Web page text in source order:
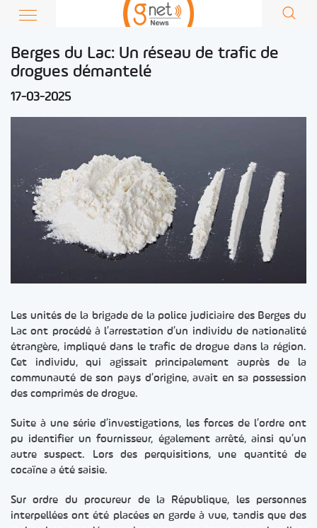
Berges du Lac: Un réseau de trafic de
drogues démantelé
17-03-2025
Les unités de la brigade de la police judiciaire des Berges du
Lac ont procédé à l’arrestation d’un individu de nationalité
étrangère, impliqué dans le trafic de drogue dans la région.
Cet individu, qui agissait principalement auprès de la
communauté de son pays d’origine, avait en sa possession
des comprimés de drogue.
Suite à une série d’investigations, les forces de l’ordre ont
pu identifier un fournisseur, également arrêté, ainsi qu’un
autre suspect. Lors des perquisitions, une quantité de
cocaïne a été saisie.
Sur ordre du procureur de la République, les personnes
interpellées ont été placées en garde à vue, tandis que des